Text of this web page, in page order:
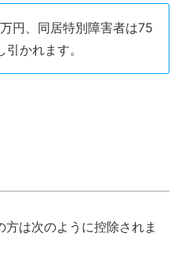
円、同居特別障害者は75
かれます。
は次のように控除されま